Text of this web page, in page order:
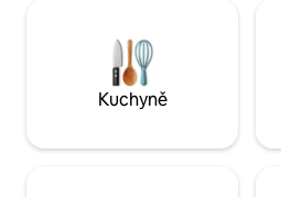
hřiště, sportovní hřiště a nejlepší
pro rybaření. Rozloha je 68 metrů
čtverečních
Kuchyně